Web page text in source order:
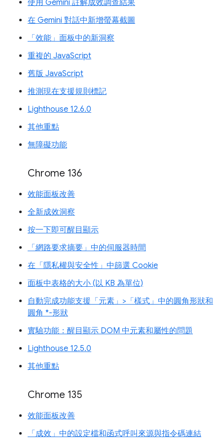
使用 Gemini 註解成效調查結果
在 Gemini 對話中新增螢幕截圖
「效能」面板中的新洞察
重複的 JavaScript
舊版 JavaScript
推測現在支援規則標記
Lighthouse 12.6.0
其他重點
無障礙功能
Chrome 136
效能面板改善
全新成效洞察
按一下即可醒目顯示
「網路要求摘要」中的伺服器時間
在「隱私權與安全性」中篩選 Cookie
面板中表格的大小 (以 KB 為單位)
自動完成功能支援「元素」>「樣式」中的圓角形狀和
圓角 *-形狀
實驗功能：醒目顯示 DOM 中元素和屬性的問題
Lighthouse 12.5.0
其他重點
Chrome 135
效能面板改善
「成效」中的設定檔和函式呼叫來源與指令碼連結